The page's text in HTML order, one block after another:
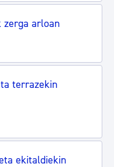
arloan
terrazekin
ekitaldiekin